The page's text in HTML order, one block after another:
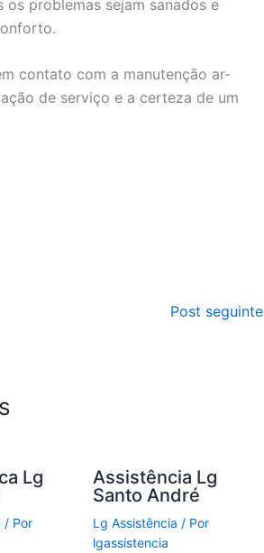
problemas sejam sanados e
contato com a manutenção ar-
de serviço e a certeza de um
Post seguinte
Lg
/ Por
Assistência Lg
Santo André
Lg Assistência / Por
lgassistencia